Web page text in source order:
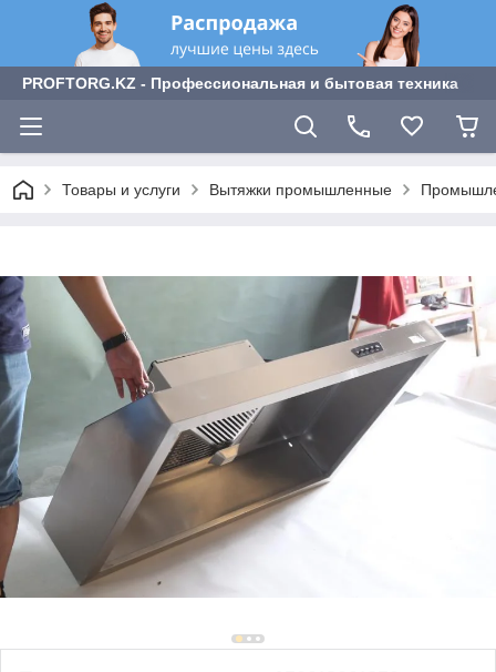
PROFTORG.KZ - Профессиональная и бытовая техника
Товары и услуги Вытяжки промышленные